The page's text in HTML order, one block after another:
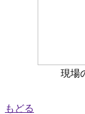
現場
もどる